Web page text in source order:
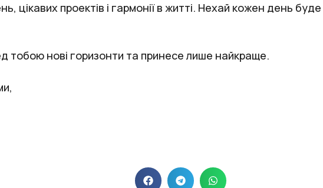
цікавих проектів і гармонії в житті. Нехай кожен день
тобою нові горизонти та принесе лише найкраще.